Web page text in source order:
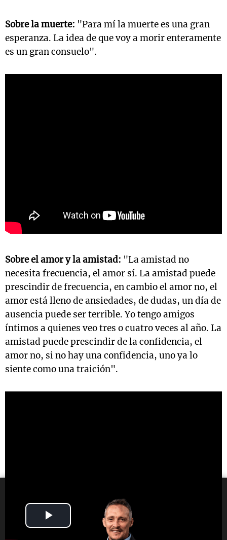
Sobre la muerte: "Para mí la muerte es una gran
esperanza. La idea de que voy a morir enteramente
es un gran consuelo".
Sobre el amor y la amistad: "La amistad no
necesita frecuencia, el amor sí. La amistad puede
prescindir de frecuencia, en cambio el amor no, el
amor está lleno de ansiedades, de dudas, un día de
ausencia puede ser terrible. Yo tengo amigos
íntimos a quienes veo tres o cuatro veces al año. La
amistad puede prescindir de la confidencia, el
amor no, si no hay una confidencia, uno ya lo
siente como una traición".